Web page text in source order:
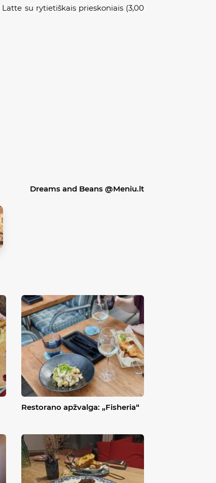
Latte su rytietiškais prieskoniais (3,00
Dreams and Beans @Meniu.lt
Restorano apžvalga: „Fisheria“